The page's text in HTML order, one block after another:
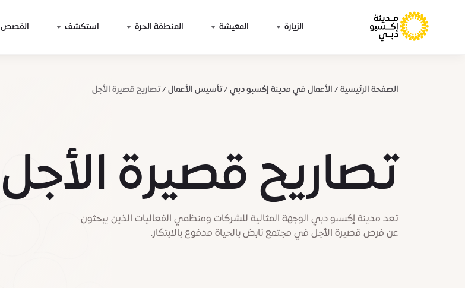
الزيارة المعيشة المنطقة الحرة استكشف القصص
الصفحة الرئيسية الأعمال في مدينة إكسبو دبي تأسيس الأعمال تصاريح قصيرة الأجل
تصاريح قصيرة الأجل
تعد مدينة إكسبو دبي الوجهة المثالية للشركات ومنظمي الفعاليات الذين يبحثون
عن فرص قصيرة الأجل في مجتمع نابض بالحياة مدفوع بالابتكار.